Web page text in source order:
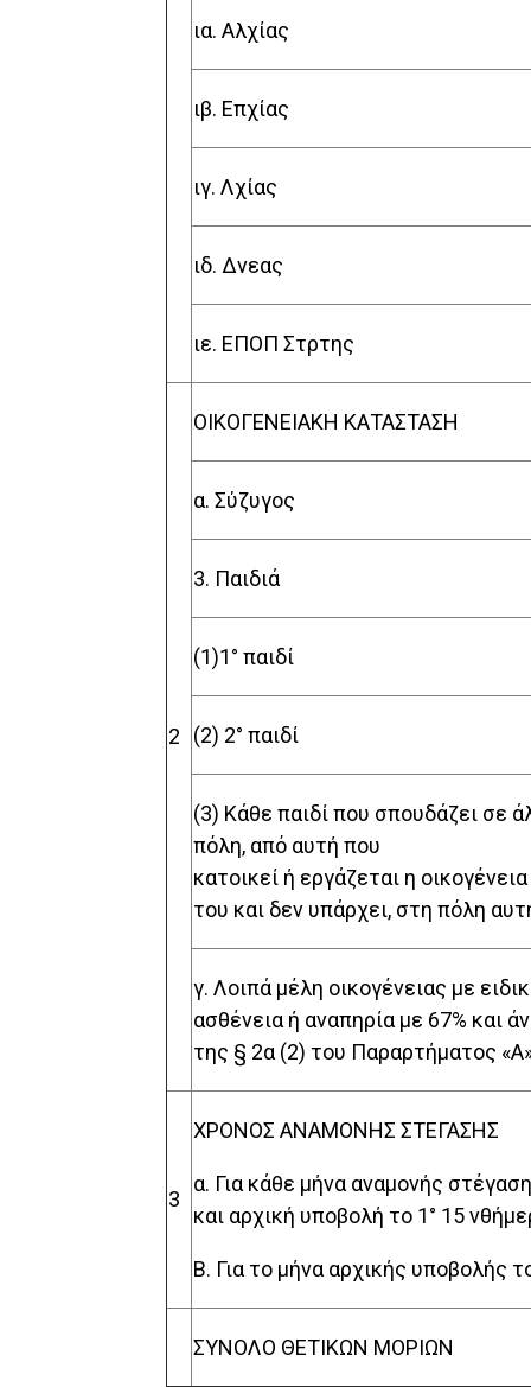
ια. Αλχίας
ιβ. Επχίας
ιγ. Λχίας
ιδ. Δνεας
ιε. ΕΠΟΠ Στρτης
2
ΟΙΚΟΓΕΝΕΙΑΚΗ ΚΑΤΑΣΤΑΣΗ
α. Σύζυγος
3. Παιδιά
(1)1° παιδί
(2) 2° παιδί
(3) Κάθε παιδί που σπουδάζει σε
πόλη, από αυτή που
κατοικεί ή εργάζεται η οικογένεια
του και δεν υπάρχει, στη πόλη
γ. Λοιπά μέλη οικογένειας με
ασθένεια ή αναπηρία με 67% και
της § 2α (2) του Παραρτήματος
3
ΧΡΟΝΟΣ ΑΝΑΜΟΝΗΣ ΣΤΕΓΑΣΗΣ
α. Για κάθε μήνα αναμονής
και αρχική υποβολή το 1° 15
Β. Για το μήνα αρχικής υποβολής
ΣΥΝΟΛΟ ΘΕΤΙΚΩΝ ΜΟΡΙΩΝ